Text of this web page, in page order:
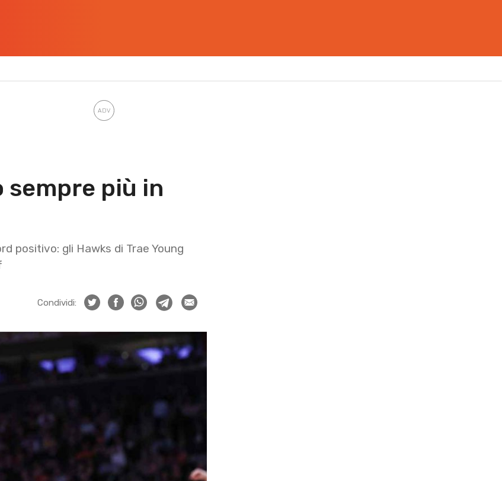
sempre più in
positivo: gli Hawks di Trae Young
Condividi: